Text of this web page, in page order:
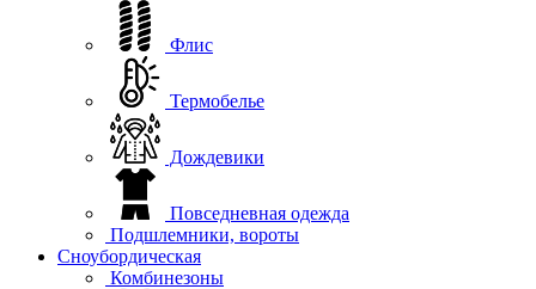
Флис
Термобелье
Дождевики
Повседневная одежда
Подшлемники, вороты
Сноубордическая
Комбинезоны